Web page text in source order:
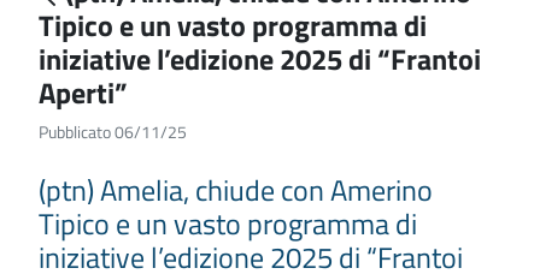
Tipico e un vasto programma di
iniziative l’edizione 2025 di “Frantoi
Aperti”
Pubblicato 06/11/25
(ptn) Amelia, chiude con Amerino
Tipico e un vasto programma di
iniziative l’edizione 2025 di “Frantoi